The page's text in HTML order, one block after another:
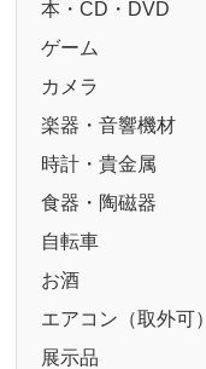
本・CD・DVD
ゲーム
カメラ
楽器・音響機材
時計・貴金属
食器・陶磁器
自転車
お酒
エアコン（取外可）
展示品